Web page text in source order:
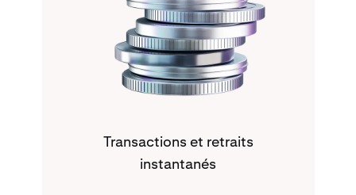
Transactions et retraits
instantanés